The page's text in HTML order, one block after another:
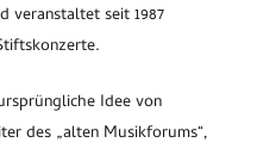
veranstaltet seit 1987
Idee von
des „alten Musikforums“,